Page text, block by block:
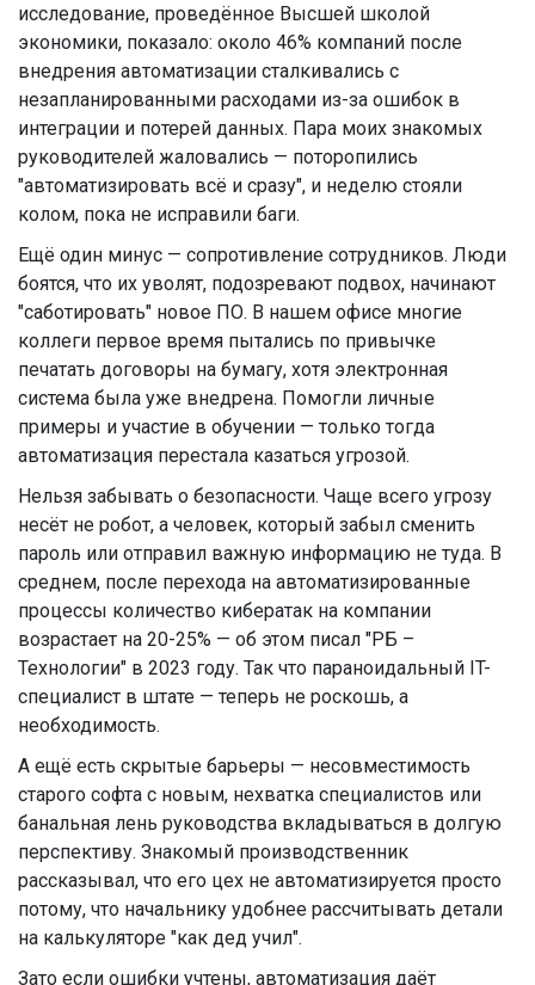
исследование, проведённое Высшей школой
экономики, показало: около 46% компаний после
внедрения автоматизации сталкивались с
незапланированными расходами из-за ошибок в
интеграции и потерей данных. Пара моих знакомых
руководителей жаловались — поторопились
"автоматизировать всё и сразу", и неделю стояли
колом, пока не исправили баги.
Ещё один минус — сопротивление сотрудников. Люди
боятся, что их уволят, подозревают подвох, начинают
"саботировать" новое ПО. В нашем офисе многие
коллеги первое время пытались по привычке
печатать договоры на бумагу, хотя электронная
система была уже внедрена. Помогли личные
примеры и участие в обучении — только тогда
автоматизация перестала казаться угрозой.
Нельзя забывать о безопасности. Чаще всего угрозу
несёт не робот, а человек, который забыл сменить
пароль или отправил важную информацию не туда. В
среднем, после перехода на автоматизированные
процессы количество кибератак на компании
возрастает на 20-25% — об этом писал "РБ –
Технологии" в 2023 году. Так что параноидальный IT-
специалист в штате — теперь не роскошь, а
необходимость.
А ещё есть скрытые барьеры — несовместимость
старого софта с новым, нехватка специалистов или
банальная лень руководства вкладываться в долгую
перспективу. Знакомый производственник
рассказывал, что его цех не автоматизируется просто
потому, что начальнику удобнее рассчитывать детали
на калькуляторе "как дед учил".
Зато если ошибки учтены, автоматизация даёт